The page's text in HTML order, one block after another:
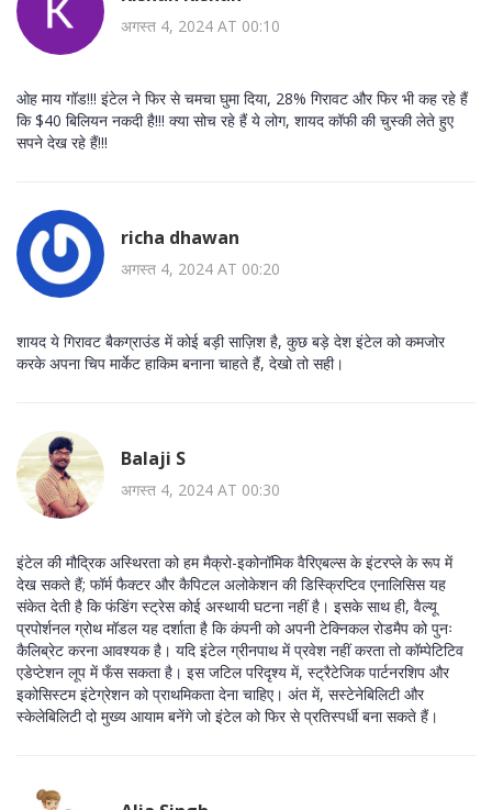
अगस्त 4, 2024 AT 00:10
ओह माय गॉड!!! इंटेल ने फिर से चमचा घुमा दिया, 28% गिरावट और फिर भी कह रहे हैं
कि $40 बिलियन नकदी है!!! क्या सोच रहे हैं ये लोग, शायद कॉफी की चुस्की लेते हुए
सपने देख रहे हैं!!!
richa dhawan
अगस्त 4, 2024 AT 00:20
शायद ये गिरावट बैकग्राउंड में कोई बड़ी साज़िश है, कुछ बड़े देश इंटेल को कमजोर
करके अपना चिप मार्केट हाकिम बनाना चाहते हैं, देखो तो सही।
Balaji S
अगस्त 4, 2024 AT 00:30
इंटेल की मौद्रिक अस्थिरता को हम मैक्रो-इकोनॉमिक वैरिएबल्स के इंटरप्ले के रूप में
देख सकते हैं; फॉर्म फैक्टर और कैपिटल अलोकेशन की डिस्क्रिप्टिव एनालिसिस यह
संकेत देती है कि फंडिंग स्ट्रेस कोई अस्थायी घटना नहीं है। इसके साथ ही, वैल्यू
प्रपोर्शनल ग्रोथ मॉडल यह दर्शाता है कि कंपनी को अपनी टेक्निकल रोडमैप को पुनः
कैलिब्रेट करना आवश्यक है। यदि इंटेल ग्रीनपाथ में प्रवेश नहीं करता तो कॉम्पेटिटिव
एडेप्टेशन लूप में फँस सकता है। इस जटिल परिदृश्य में, स्ट्रैटेजिक पार्टनरशिप और
इकोसिस्टम इंटेग्रेशन को प्राथमिकता देना चाहिए। अंत में, सस्टेनेबिलिटी और
स्केलेबिलिटी दो मुख्य आयाम बनेंगे जो इंटेल को फिर से प्रतिस्पर्धी बना सकते हैं।